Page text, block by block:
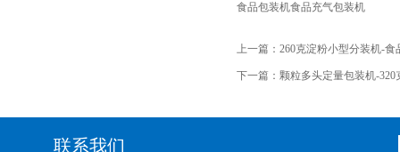
食品包装机食品充气包装机
上一篇： 260克淀粉小型分装机-
下一篇： 颗粒多头定量包装机-
联系我们